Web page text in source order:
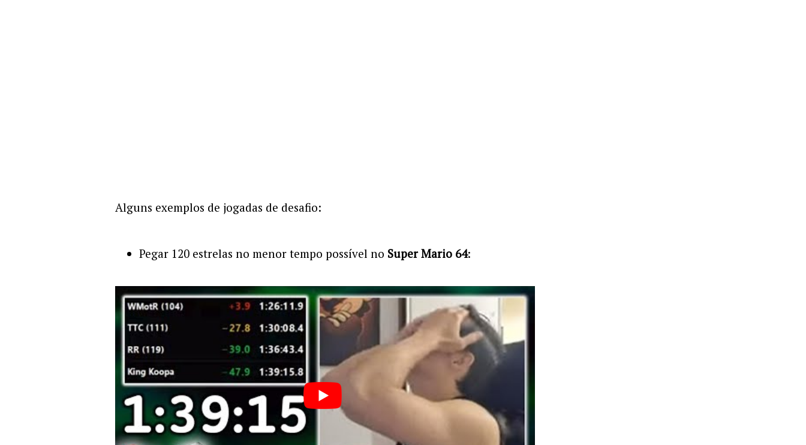
Alguns exemplos de jogadas de desafio:
Pegar 120 estrelas no menor tempo possível no Super Mario 64: